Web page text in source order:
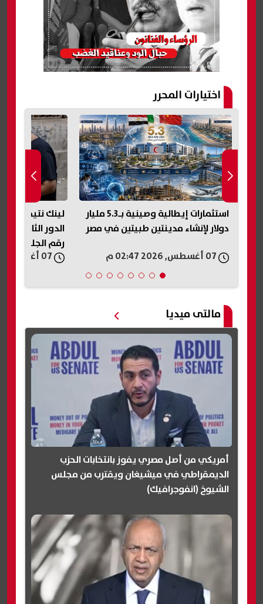
اختيارات المحرر
استثمارات إيطالية وصينية بـ5.3 مليار
دولار لإنشاء مدينتين طبيتين في مصر
لينك نتيجة
رقم الجلوس
مالتى ميديا
أمريكي من أصل مصري يفوز بانتخابات الحزب
الديمقراطي في ميشيغان ويقترب من مجلس
الشيوخ (انفوجرافيك)